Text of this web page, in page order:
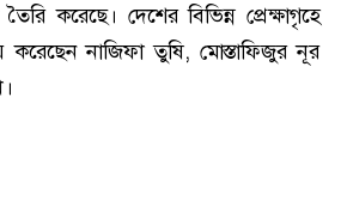
করেছে। দেশের বিভিন্ন প্রেক্ষাগৃহে
নাজিফা তুষি, মোস্তাফিজুর নূর